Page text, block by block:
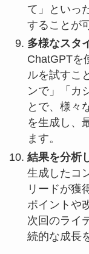
て」といっ
することが
多様なスタ
ChatGPTを
ルを試すこ
ンで」「カ
とで、様々
を生成し、
ます。
結果を分析
生成したコ
リードが獲
ポイントや
次回のライ
続的な成長